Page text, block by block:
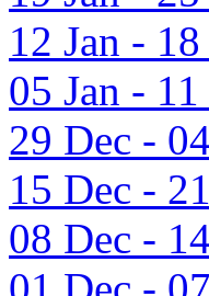
12 Jan -
05 Jan -
29 Dec -
15 Dec -
08 Dec -